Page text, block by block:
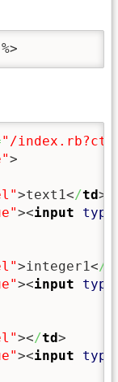
"/
>
>text1</td>
><input type
>integer1</
><input type
></td>
><input type